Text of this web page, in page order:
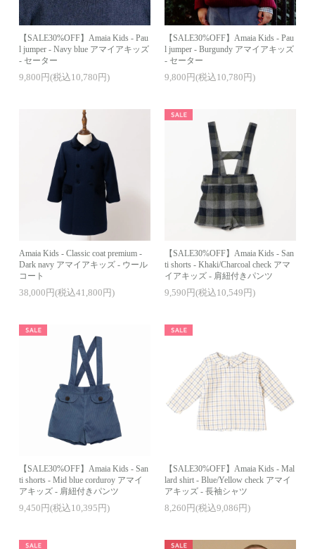
【SALE30%OFF】Amaia Kids - Pau
l jumper - Navy blue アマイアキッズ
- セーター
9,800円(税込10,780円)
【SALE30%OFF】Amaia Kids - Pau
l jumper - Burgundy アマイアキッズ
- セーター
9,800円(税込10,780円)
Amaia Kids - Classic coat premium -
Dark navy アマイアキッズ - ウール
コート
38,000円(税込41,800円)
【SALE30%OFF】Amaia Kids - San
ti shorts - Khaki/Charcoal check アマ
イアキッズ - 肩紐付きパンツ
9,590円(税込10,549円)
【SALE30%OFF】Amaia Kids - San
ti shorts - Mid blue corduroy アマイ
アキッズ - 肩紐付きパンツ
9,450円(税込10,395円)
【SALE30%OFF】Amaia Kids - Mal
lard shirt - Blue/Yellow check アマイ
アキッズ - 長袖シャツ
8,260円(税込9,086円)